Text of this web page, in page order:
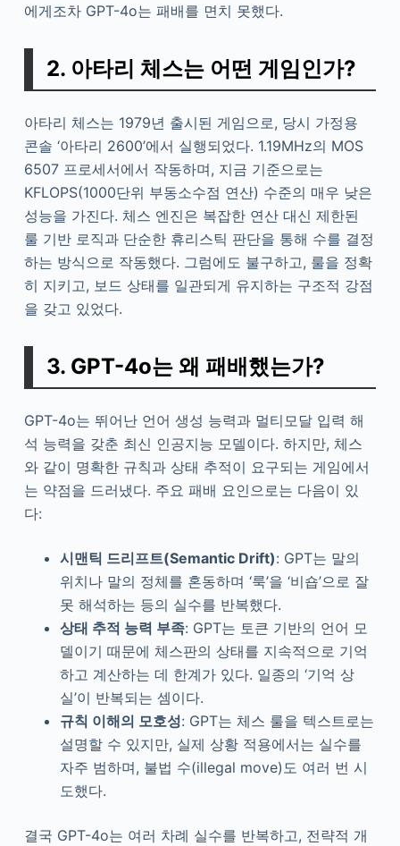
에게조차 GPT-4o는 패배를 면치 못했다.
2. 아타리 체스는 어떤 게임인가?
아타리 체스는 1979년 출시된 게임으로, 당시 가정용
콘솔 ‘아타리 2600’에서 실행되었다. 1.19MHz의 MOS
6507 프로세서에서 작동하며, 지금 기준으로는
KFLOPS(1000단위 부동소수점 연산) 수준의 매우 낮은
성능을 가진다. 체스 엔진은 복잡한 연산 대신 제한된
룰 기반 로직과 단순한 휴리스틱 판단을 통해 수를 결정
하는 방식으로 작동했다. 그럼에도 불구하고, 룰을 정확
히 지키고, 보드 상태를 일관되게 유지하는 구조적 강점
을 갖고 있었다.
3. GPT-4o는 왜 패배했는가?
GPT-4o는 뛰어난 언어 생성 능력과 멀티모달 입력 해
석 능력을 갖춘 최신 인공지능 모델이다. 하지만, 체스
와 같이 명확한 규칙과 상태 추적이 요구되는 게임에서
는 약점을 드러냈다. 주요 패배 요인으로는 다음이 있
다:
시맨틱 드리프트(Semantic Drift): GPT는 말의
위치나 말의 정체를 혼동하며 ‘룩’을 ‘비숍’으로 잘
못 해석하는 등의 실수를 반복했다.
상태 추적 능력 부족: GPT는 토큰 기반의 언어 모
델이기 때문에 체스판의 상태를 지속적으로 기억
하고 계산하는 데 한계가 있다. 일종의 ‘기억 상
실’이 반복되는 셈이다.
규칙 이해의 모호성: GPT는 체스 룰을 텍스트로는
설명할 수 있지만, 실제 상황 적용에서는 실수를
자주 범하며, 불법 수(illegal move)도 여러 번 시
도했다.
결국 GPT-4o는 여러 차례 실수를 반복하고, 전략적 개